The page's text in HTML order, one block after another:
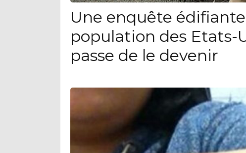
Une enquête
population des Etats-
passe de le devenir